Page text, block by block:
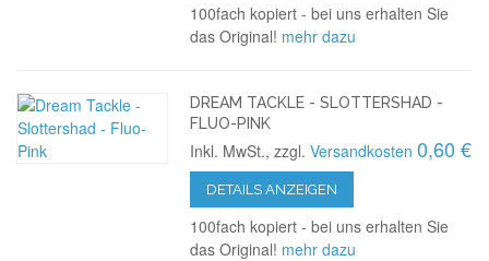
100fach kopiert - bei uns erhalten Sie
das Original! mehr dazu
DREAM TACKLE - SLOTTERSHAD -
FLUO-PINK
Inkl. MwSt., zzgl.Versandkosten 0,60 €
DETAILS ANZEIGEN
100fach kopiert - bei uns erhalten Sie
das Original! mehr dazu